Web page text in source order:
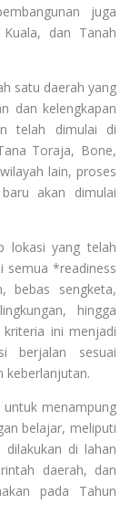
juga
dan Tanah
satu daerah yang
dan kelengkapan
telah dimulai di
Toraja, Bone,
lain, proses
akan dimulai
lokasi yang telah
semua *readiness
bebas sengketa,
hingga
kriteria ini menjadi
berjalan sesuai
keberlanjutan.
untuk menampung
belajar, meliputi
dilakukan di lahan
daerah, dan
pada Tahun